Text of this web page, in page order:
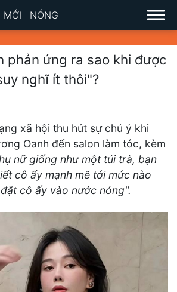
MỚI NÓNG
phản ứng ra sao khi được
nghĩ ít thôi"?
xã hội thu hút sự chú ý khi
Oanh đến salon làm tóc, kèm
nữ giống như một túi trà, bạn
cô ấy mạnh mẽ tới mức nào
cô ấy vào nước nóng".